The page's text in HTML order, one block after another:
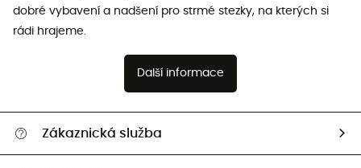
dobré vybavení a nadšení pro strmé stezky, na kterých si
rádi hrajeme.
Další informace
Zákaznická služba